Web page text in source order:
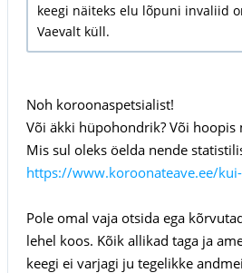
keegi näiteks elu lõpuni invaliid
Vaevalt küll.
Noh koroonaspetsialist!
Või äkki hüpohondrik? Või hoopis
Mis sul oleks öelda nende
https://www.koroonateave.ee/
Pole omal vaja otsida ega
lehel koos. Kõik allikad taga ja
keegi ei varjagi ju tegelikke